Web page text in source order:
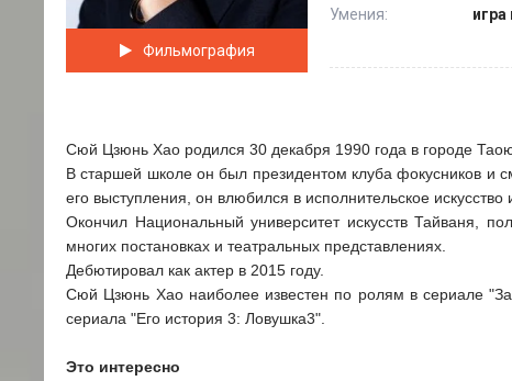
Фильмография
Умения:
игра
Сюй Цзюнь Хао родился 30 декабря 1990 года в городе
В старшей школе он был президентом клуба фокусников и
его выступления, он влюбился в исполнительское
Окончил Национальный университет искусств Тайваня,
многих постановках и театральных представлениях.
Дебютировал как актер в 2015 году.
Сюй Цзюнь Хао наиболее известен по ролям в сериале
сериала "Его история 3: Ловушка3".
Это интересно